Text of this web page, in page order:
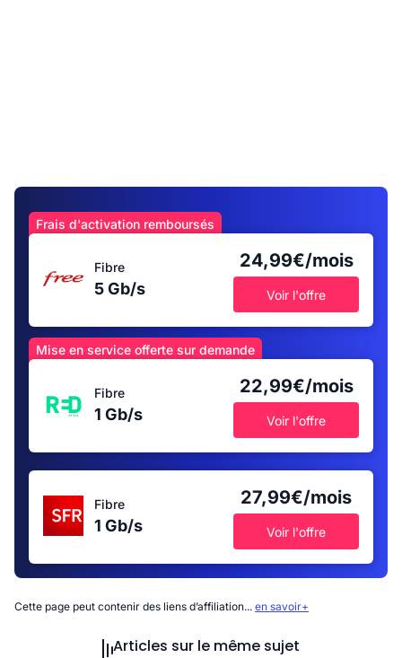
Frais d'activation remboursés
Fibre
5 Gb/s
24,99€/mois
Voir l'offre
Mise en service offerte sur demande
Fibre
1 Gb/s
22,99€/mois
Voir l'offre
Fibre
1 Gb/s
27,99€/mois
Voir l'offre
Cette page peut contenir des liens d’affiliation... en savoir+
Articles sur le même sujet